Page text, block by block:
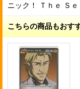
ニック！ Ｔｈｅ Ｓｅ
こちらの商品もおす